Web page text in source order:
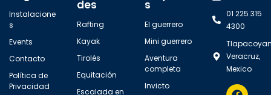
Instalacione
s
Events
Contacto
Política de
Privacidad
des
Rafting
Kayak
Tirolés
Equitación
Escalada en
s
El guerrero
Mini guerrero
Aventura
completa
Invicto
01 225 315
4300
Veracruz,
Mexico